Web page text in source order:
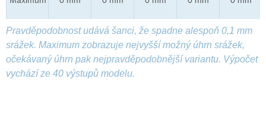
Pravděpodobnost udává šanci, že spadne alespoň 0,1 mm
srážek. Maximum zobrazuje nejvyšší možný úhrn srážek,
očekávaný úhrn pak nejpravděpodobnější variantu. Výpočet
vychází ze 40 výstupů modelu.